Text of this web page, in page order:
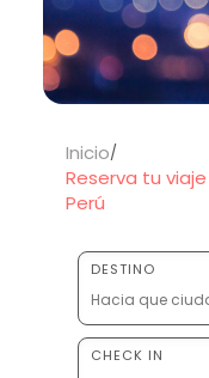
Inicio
Reserva tu
Perú
DESTINO
CHECK IN